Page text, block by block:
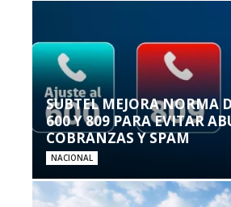
SUBTEL MEJORA NORMA
600 Y 809 PARA EVITAR
COBRANZAS Y SPAM
NACIONAL